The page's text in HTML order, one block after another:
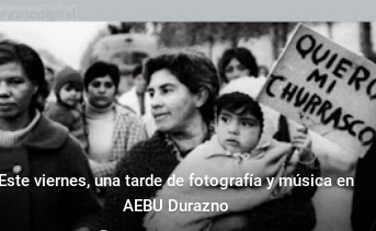
Este viernes, una tarde de fotografía y música en
AEBU Durazno